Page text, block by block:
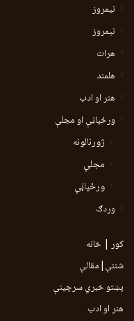
نيمروز
نیمروز
هرات
هلمند
هنر او ادب
ورځپاڼې او مجلې
ژورنالونه
مجلې
ورځپاڼې
وردګ
کور | خانه
شننې|مقالې
پښتو خبري سرچينې
هنر او ادب